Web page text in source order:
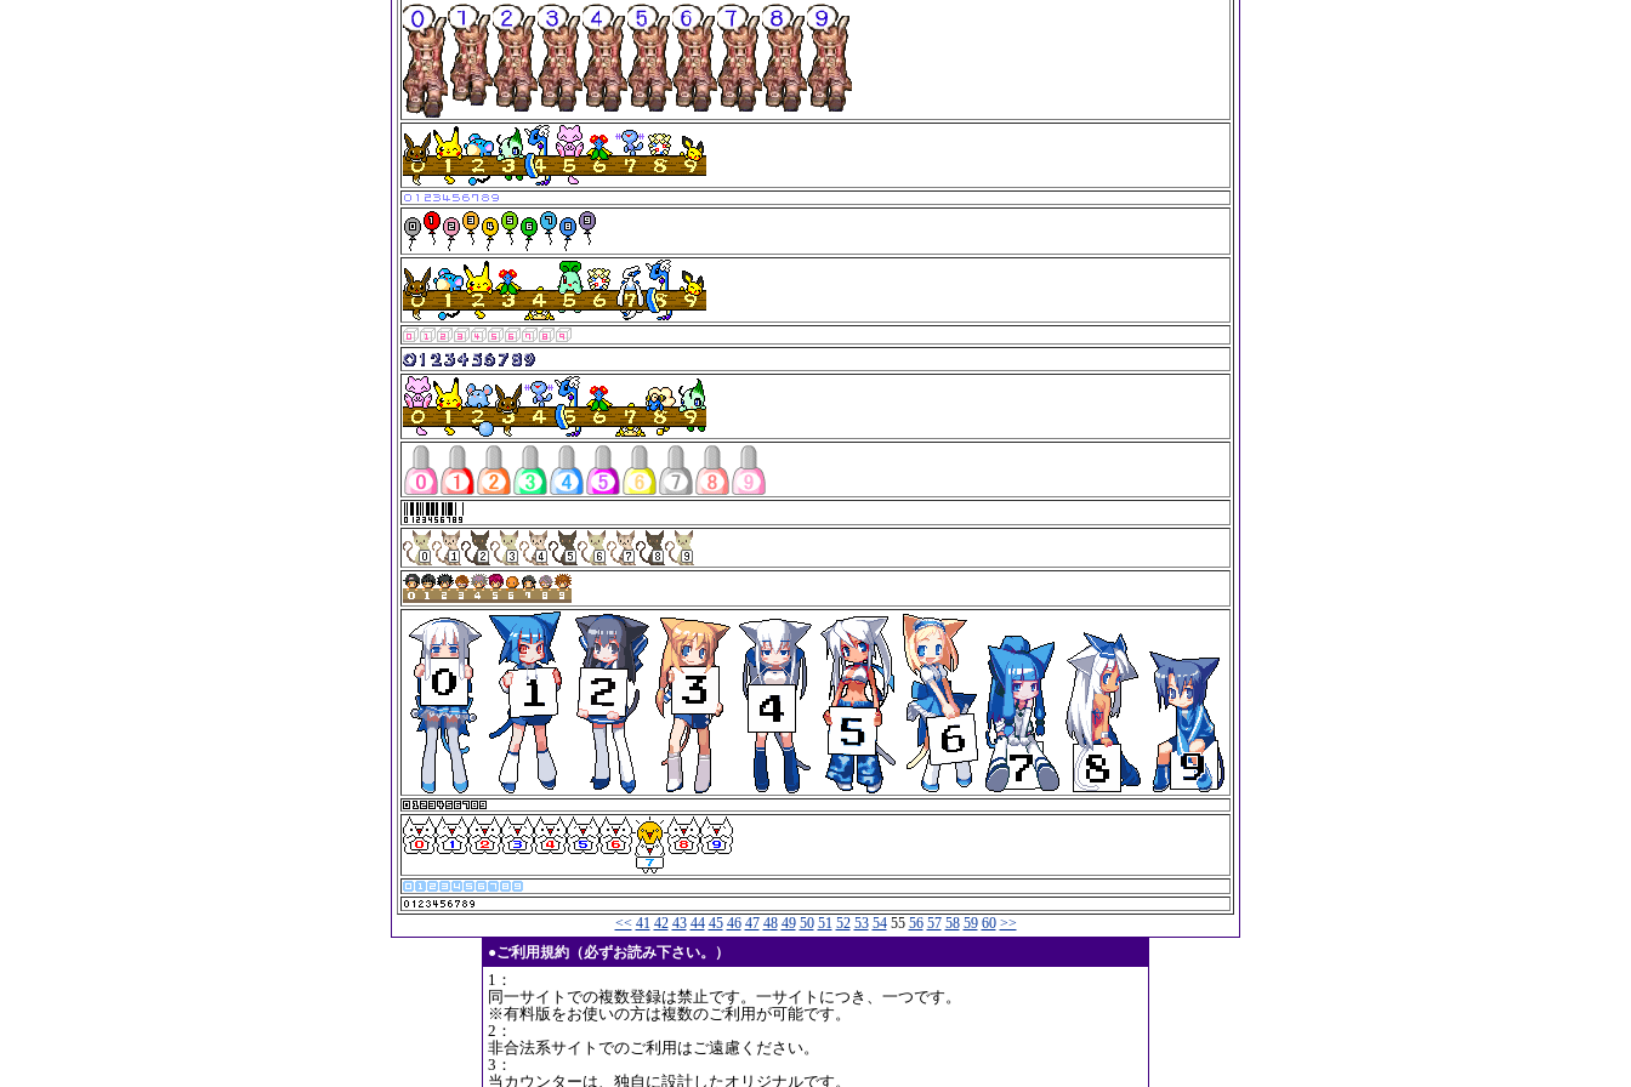
<< 41 42 43 44 45 46 47 48 49 50 51 52 53 5455 56 57 58 59 60 >>
●ご利用規約（必ずお読み下さい。）
1：
同一サイトでの複数登録は禁止です。一サイトにつき、一つです。
※有料版をお使いの方は複数のご利用が可能です。
2：
非合法系サイトでのご利用はご遠慮ください。
3：
当カウンターは、独自に設計したオリジナルです。